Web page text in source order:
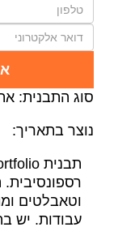
סוג התבנית:
נוצר בתאריך:
וטאבלטים
עבודות. יש